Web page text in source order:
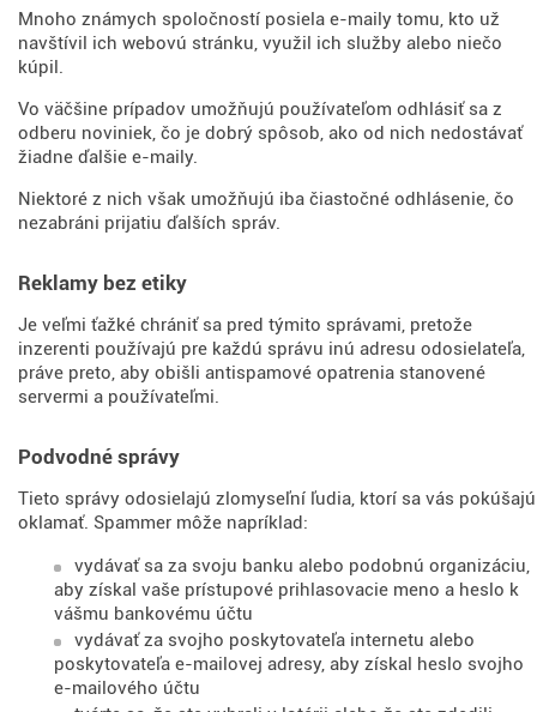
Mnoho známych spoločností posiela e-maily tomu, kto už
navštívil ich webovú stránku, využil ich služby alebo niečo
kúpil.
Vo väčšine prípadov umožňujú používateľom odhlásiť sa z
odberu noviniek, čo je dobrý spôsob, ako od nich nedostávať
žiadne ďalšie e-maily.
Niektoré z nich však umožňujú iba čiastočné odhlásenie, čo
nezabráni prijatiu ďalších správ.
Reklamy bez etiky
Je veľmi ťažké chrániť sa pred týmito správami, pretože
inzerenti používajú pre každú správu inú adresu odosielateľa,
práve preto, aby obišli antispamové opatrenia stanovené
servermi a používateľmi.
Podvodné správy
Tieto správy odosielajú zlomyseľní ľudia, ktorí sa vás pokúšajú
oklamať. Spammer môže napríklad:
vydávať sa za svoju banku alebo podobnú organizáciu,
aby získal vaše prístupové prihlasovacie meno a heslo k
vášmu bankovému účtu
vydávať za svojho poskytovateľa internetu alebo
poskytovateľa e-mailovej adresy, aby získal heslo svojho
e-mailového účtu